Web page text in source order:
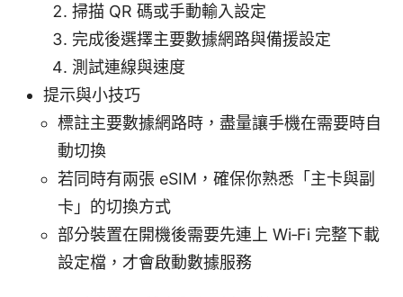
掃描 QR 碼或手動輸入設定
完成後選擇主要數據網路與備援設定
測試連線與速度
提示與小技巧
標註主要數據網路時，盡量讓手機在需要時自
動切換
若同時有兩張 eSIM，確保你熟悉「主卡與副
卡」的切換方式
部分裝置在開機後需要先連上 Wi‑Fi 完整下載
設定檔，才會啟動數據服務